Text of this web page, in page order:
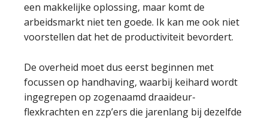
een makkelijke oplossing, maar komt de
arbeidsmarkt niet ten goede. Ik kan me ook niet
voorstellen dat het de productiviteit bevordert.
De overheid moet dus eerst beginnen met
focussen op handhaving, waarbij keihard wordt
ingegrepen op zogenaamd draaideur-
flexkrachten en zzp’ers die jarenlang bij dezelfde